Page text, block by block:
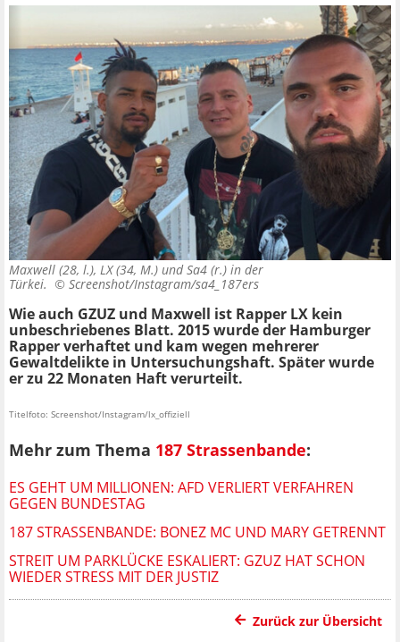
Maxwell (28, l.), LX (34, M.) und Sa4 (r.) in der
Türkei. © Screenshot/Instagram/sa4_187ers
Wie auch GZUZ und Maxwell ist Rapper LX kein
unbeschriebenes Blatt. 2015 wurde der Hamburger
Rapper verhaftet und kam wegen mehrerer
Gewaltdelikte in Untersuchungshaft. Später wurde
er zu 22 Monaten Haft verurteilt.
Titelfoto: Screenshot/Instagram/lx_offiziell
Mehr zum Thema 187 Strassenbande:
ES GEHT UM MILLIONEN: AFD VERLIERT VERFAHREN
GEGEN BUNDESTAG
187 STRASSENBANDE: BONEZ MC UND MARY GETRENNT
STREIT UM PARKLÜCKE ESKALIERT: GZUZ HAT SCHON
WIEDER STRESS MIT DER JUSTIZ
Zurück zur Übersicht